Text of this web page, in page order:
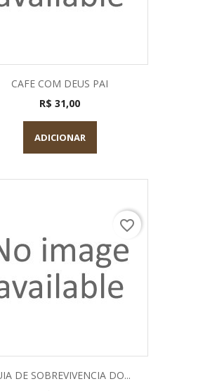
CAFE COM DEUS PAI
R$ 31,00
ADICIONAR
DE SOBREVIVENCIA DO...
favorite_border